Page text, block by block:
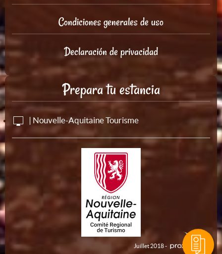
Condiciones generales de uso
Declaración de privacidad
Prepara tu estancia
| Nouvelle-Aquitaine Tourisme
Juillet 2018 -